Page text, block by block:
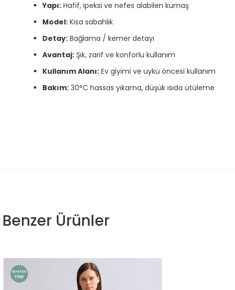
Yapı: Hafif, ipeksi ve nefes alabilen kumaş
Model: Kısa sabahlık
Detay: Bağlama / kemer detayı
Avantaj: Şık, zarif ve konforlu kullanım
Kullanım Alanı: Ev giyimi ve uyku öncesi kullanım
Bakım: 30°C hassas yıkama, düşük ısıda ütüleme
Benzer Ürünler
Ücretsiz
Kargo